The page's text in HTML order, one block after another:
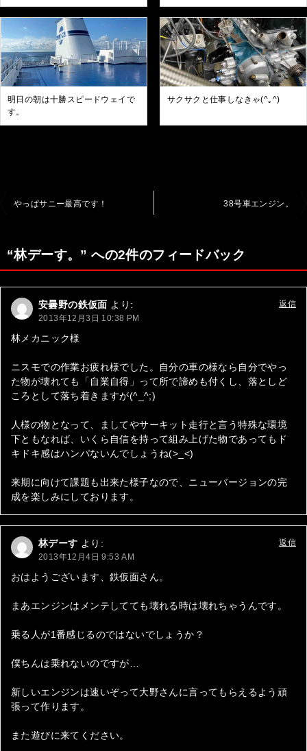
明日の朝は十勝スピードウェイで
す。
サクサクと仕事しなきゃ(^｡^)
ビ
ゲ
ー
シ
ン
やっぱサニー最高です！ 38号車エンジン。
“林デーす。” への2件のフィードバック
安曇野の鉄仮面 より:
2013年12月3日 10:38 PM
林メカニック様
ニスモでの作業お疲れ様でした。自分の車の様なら自分でやっ
た物が壊れても「自業自得」って所で諦めも付くし、落としど
ころとして落ち着きますが(^_^;)
人様の物となって、ましてやサーキット走行と言う特殊な環境
下ともなれば、いくら自信を持って組み上げた物であってもド
キドキ感はハンパないんでしょうね(>_<)
来期に向けて課題も出来た様子なので、ニューバージョンの完
成を楽しみにしております。
返信
林デーす より:
2013年12月4日 9:53 AM
おはようございます、鉄仮面さん。
まあエンジンはメンテしてても壊れる時は壊れちゃうんです。
乗る人が1番感じるのではないでしょうか？
僕ちんは乗れないのですが…
新しいエンジンは速いぞって大野さんに言ってもらえるよう頑
張って作ります。
また遊びに来てください。
返信